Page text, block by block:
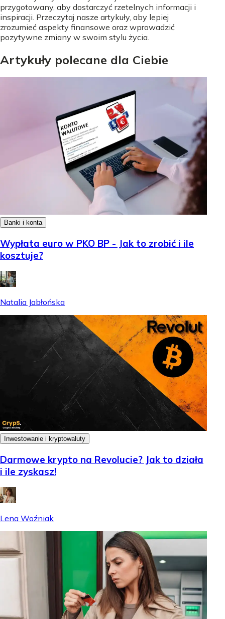
przygotowany, aby dostarczyć rzetelnych informacji i
inspiracji. Przeczytaj nasze artykuły, aby lepiej
zrozumieć aspekty finansowe oraz wprowadzić
pozytywne zmiany w swoim stylu życia.
Artykuły polecane dla Ciebie
Banki i konta
Wypłata euro w PKO BP - Jak to zrobić i ile
kosztuje?
Natalia Jabłońska
Inwestowanie i kryptowaluty
Darmowe krypto na Revolucie? Jak to działa
i ile zyskasz!
Lena Woźniak